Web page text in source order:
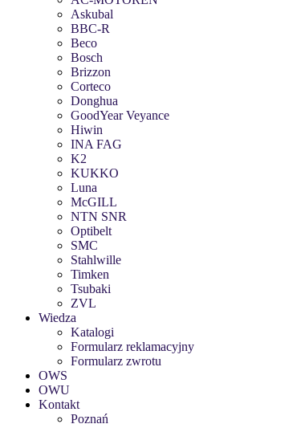
Askubal
BBC-R
Beco
Bosch
Brizzon
Corteco
Donghua
GoodYear Veyance
Hiwin
INA FAG
K2
KUKKO
Luna
McGILL
NTN SNR
Optibelt
SMC
Stahlwille
Timken
Tsubaki
ZVL
Wiedza
Katalogi
Formularz reklamacyjny
Formularz zwrotu
OWS
OWU
Kontakt
Poznań